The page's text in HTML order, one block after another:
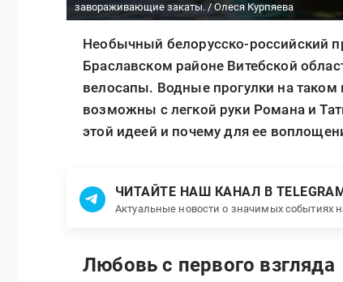
завораживающие закаты. / Олеся Курпяева
Необычный белорусско-российский
Браславском районе Витебской
велосапы. Водные прогулки на таком
возможны с легкой руки Романа и
этой идеей и почему для ее
ЧИТАЙТЕ НАШ КАНАЛ В TELEGRAM
Актуальные новости о значимых событиях
Любовь с первого взгляда